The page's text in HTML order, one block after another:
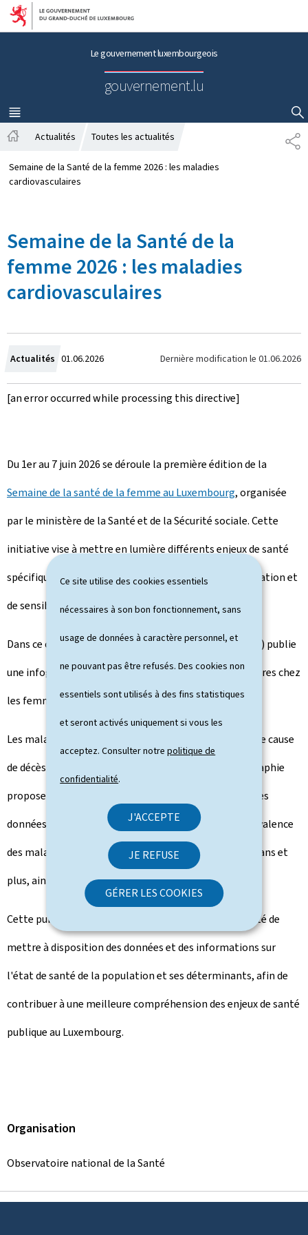
Ce site utilise des cookies essentiels
nécessaires à son bon fonctionnement, sans
usage de données à caractère personnel, et
ne pouvant pas être refusés. Des cookies non
essentiels sont utilisés à des fins statistiques
et seront activés uniquement si vous les
acceptez. Consulter notrepolitique de
confidentialité.
J'ACCEPTE
JE REFUSE
GÉRER LES COOKIES
Aller au menu principal
Aller au contenu
Le gouvernement luxembourgeois
gouvernement.lu
MENU
PRINCIPAL
AFFICHER / MASQUER LA RECHERCHE
P
A
c
c
l
Actualités Toutes les actualités
Semaine de la Santé de la femme 2026 : les maladies
cardiovasculaires
Semaine de la Santé de la
femme 2026 : les maladies
cardiovasculaires
Actualités C
r
l
e
01.06.2026 Dernière modification le 01.06.2026
[an error occurred while processing this directive]
Du 1er au 7 juin 2026 se déroule la première édition de la
Semaine de la santé de la femme au Luxembourg, organisée
par le ministère de la Santé et de la Sécurité sociale. Cette
initiative vise à mettre en lumière différents enjeux de santé
spécifiques aux femmes à travers des actions d'information et
de sensibilisation.
Dans ce contexte, l'Observatoire de la Santé (ObSanté) publie
une infographie consacrée aux maladies cardiovasculaires chez
les femmes au Luxembourg.
Les maladies cardiovasculaires constituent la deuxième cause
de décès dans la population féminine du pays. L'infographie
propose un aperçu de cette problématique à travers des
données sur la mortalité, les facteurs de risque, la prévalence
des maladies cardiovasculaires chez les femmes de 45 ans et
plus, ainsi que les enjeux liés à la multimorbidité.
Cette publication s'inscrit dans la mission de l'ObSanté de
mettre à disposition des données et des informations sur
l'état de santé de la population et ses déterminants, afin de
contribuer à une meilleure compréhension des enjeux de santé
publique au Luxembourg.
Organisation
Observatoire national de la Santé